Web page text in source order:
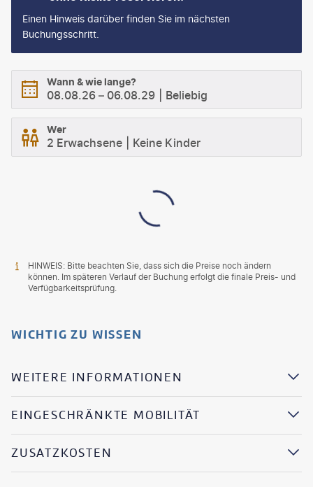
Einen Hinweis darüber finden Sie im nächsten
Buchungsschritt.
Wann & wie lange?
08.08.26 – 06.08.29 Beliebig
Wer
2 Erwachsene Keine Kinder
HINWEIS: Bitte beachten Sie, dass sich die Preise noch ändern
können. Im späteren Verlauf der Buchung erfolgt die finale Preis- und
Verfügbarkeitsprüfung.
WICHTIG ZU WISSEN
WEITERE INFORMATIONEN
EINGESCHRÄNKTE MOBILITÄT
ZUSATZKOSTEN